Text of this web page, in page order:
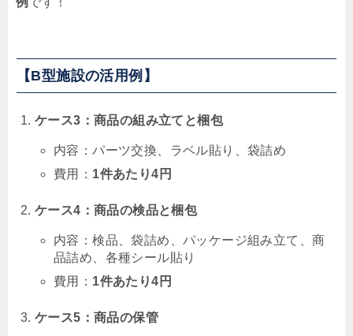
【B型施設の活用例】
ケース3：商品の組み立てと梱包
内容：パーツ交換、ラベル貼り、袋詰め
費用： 1件あたり4円
ケース4：商品の検品と梱包
内容：検品、袋詰め、パッケージ組み立て、商
品詰め、各種シール貼り
費用： 1件あたり4円
ケース5：商品の保管